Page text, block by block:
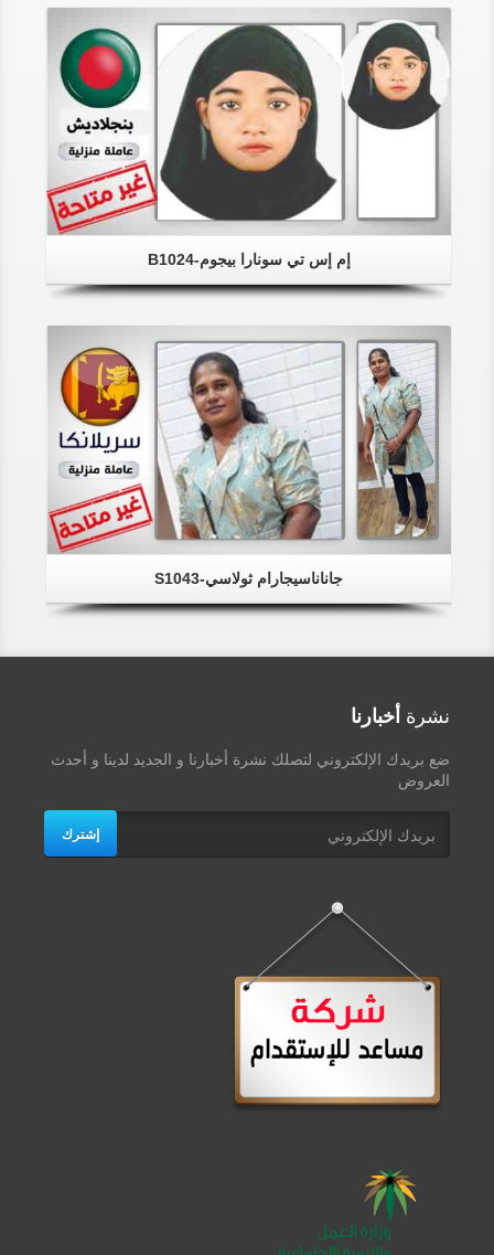
إم إس تي سونارا بيجوم-B1024
جاناناسيجارام ثولاسي-S1043
نشرة أخبارنا
ضع بريدك الإلكتروني لتصلك نشرة أخبارنا و الجديد لدينا و أحدث
العروض
إشترك